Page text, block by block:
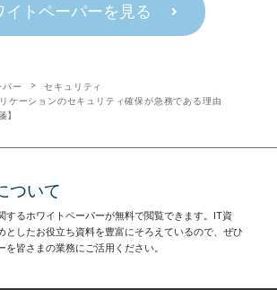
イトペーパーを見る
パー
セキュリティ
ケーションのセキュリティ確保が急務である理由
】
ついて
するホワイトペーパーが無料で閲覧できます。IT資
としたお役立ち資料を豊富にそろえているので、ぜひ
皆さまの業務にご活用ください。